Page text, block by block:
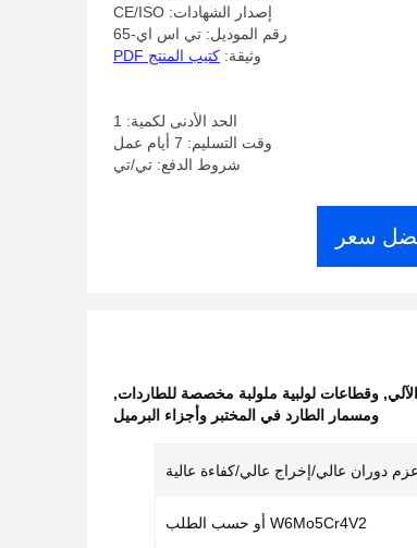
إصدار الشهادات: CE/ISO
رقم الموديل: تي اس اي-65
وثيقة: كتيب المنتج PDF
الحد الأدنى لكمية: 1
وقت التسليم: 7 أيام عمل
شروط الدفع: تي/تي
سعر
, وقطاعات لولبية ملولبة مخصصة للطاردات,
ومسمار الطارد في المختبر وأجزاء البرميل
عزم دوران عالي/إخراج عالي/كفاءة عالية
W6Mo5Cr4V2 أو حسب الطلب